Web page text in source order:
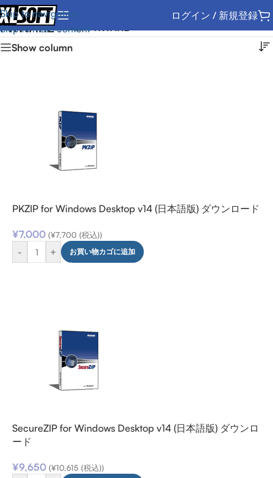
Skip to navigation
Skip to main content
ログイン / 新規登録
PKWAREホーム
Show column
PKZIP for Windows Desktop v14 (日本語版) ダウンロード
¥7,000 (¥7,700 (税込))
- + お買い物カゴに追加
SecureZIP for Windows Desktop v14 (日本語版) ダウンロ
ード
¥9,650 (¥10,615 (税込))